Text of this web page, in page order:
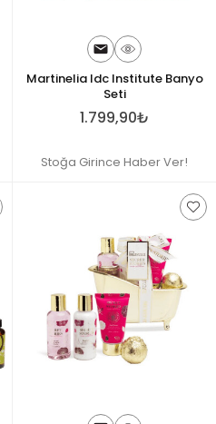
Martinelia Idc Institute Banyo
Seti
1.799,90₺
Stoğa Girince Haber Ver!